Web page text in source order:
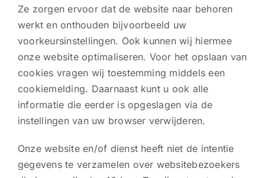
Ze zorgen ervoor dat de website naar behoren
werkt en onthouden bijvoorbeeld uw
voorkeursinstellingen. Ook kunnen wij hiermee
onze website optimaliseren. Voor het opslaan van
cookies vragen wij toestemming middels een
cookiemelding. Daarnaast kunt u ook alle
informatie die eerder is opgeslagen via de
instellingen van uw browser verwijderen.
Onze website en/of dienst heeft niet de intentie
gegevens te verzamelen over websitebezoekers